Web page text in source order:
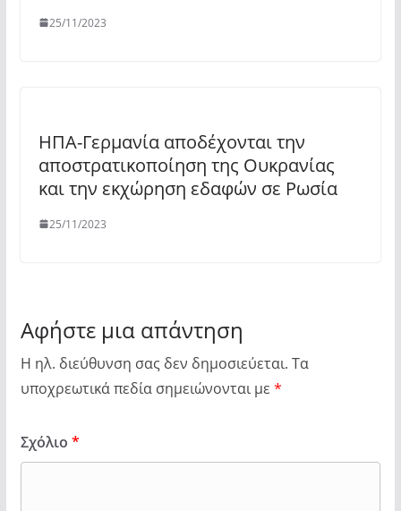
25/11/2023
ΗΠΑ-Γερμανία αποδέχονται την
αποστρατικοποίηση της Ουκρανίας
και την εκχώρηση εδαφών σε Ρωσία
25/11/2023
Αφήστε μια απάντηση
Η ηλ. διεύθυνση σας δεν δημοσιεύεται. Τα
υποχρεωτικά πεδία σημειώνονται με *
Σχόλιο *